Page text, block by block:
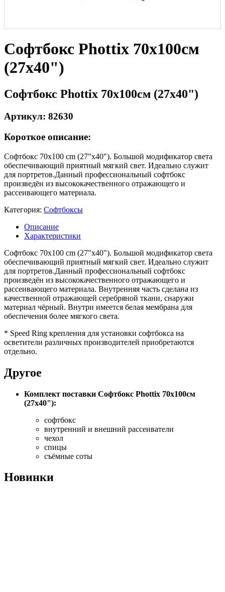
Софтбокс Phottix 70х100см
(27x40")
Софтбокс Phottix 70х100см (27x40")
Артикул: 82630
Короткое описание:
Софтбокс 70x100 cm (27"x40"). Большой модификатор света
обеспечивающий приятный мягкий свет. Идеально служит
для портретов.Данный профессиональный софтбокс
произведён из высококачественного отражающего и
рассеивающего материала.
Категория: Софтбоксы
Описание
Характеристики
Софтбокс 70x100 cm (27"x40"). Большой модификатор света
обеспечивающий приятный мягкий свет. Идеально служит
для портретов.Данный профессиональный софтбокс
произведён из высококачественного отражающего и
рассеивающего материала. Внутренняя часть сделана из
качественной отражающей серебряной ткани, снаружи
материал чёрный. Внутри имеется белая мембрана для
обеспечения более мягкого света.
* Speed Ring крепления для установки софтбокса на
осветители различных производителей приобретаются
отдельно.
Другое
Комплект поставки Софтбокс Phottix 70х100см
(27x40"):
софтбокс
внутренний и внешний рассеиватели
чехол
спицы
съёмные соты
Новинки